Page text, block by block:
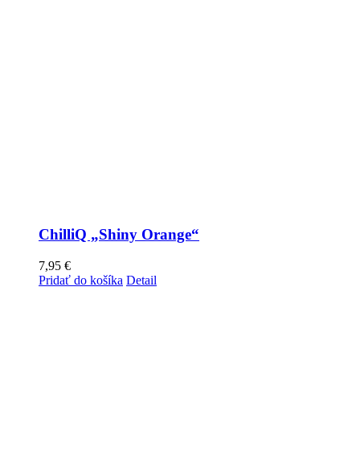
ChilliQ „Shiny Orange“
7,95 €
Pridať do košíka Detail